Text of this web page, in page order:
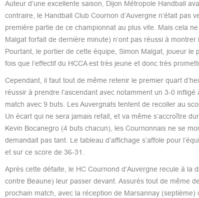
Auteur d’une excellente saison, Dijon Métropole Handball
contraire, le Handball Club Cournon d’Auvergne n’était
première partie de ce championnat au plus vite. Mais cela
Malgat forfait de dernière minute) n’ont pas réussi à
Pourtant, le portier de cette équipe, Simon Malgat, joueur
fois que l’effectif du HCCA est très jeune et donc très
Cependant, il faut tout de même retenir le premier quart
réussir à prendre l’ascendant avec notamment un 3-0
match avec 9 buts. Les Auvergnats tentent de recoller au
Un écart qui ne sera jamais refait, et va même s’accroître
Kevin Bocanegro (4 buts chacun), les Cournonnais ne se
demandait pas tant. Le tableau d’affichage s’affole pour
et sur ce score de 36-31.
Après cette défaite, le HC Cournond d’Auvergne recule à
contre Beaune) leur passer devant. Assurés tout de même
prochain match, avec la réception de Marsannay